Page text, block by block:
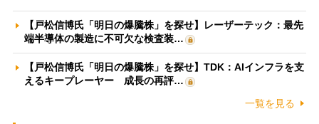
【戸松信博氏「明日の爆騰株」を探せ】レーザーテック：最先
端半導体の製造に不可欠な検査装…
【戸松信博氏「明日の爆騰株」を探せ】TDK：AIインフラを支
えるキープレーヤー 成長の再評…
一覧を見る